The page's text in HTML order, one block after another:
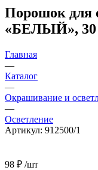
Порошок для
«БЕЛЫЙ», 30
Главная
—
Каталог
—
Окрашивание и
—
Осветление
Артикул: 912500/1
98 ₽ /шт